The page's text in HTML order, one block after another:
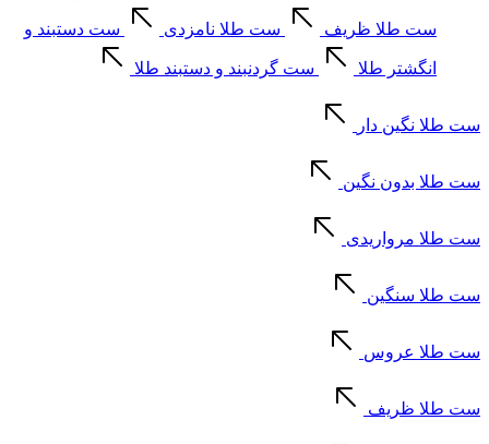
ست طلا ظریف ست طلا نامزدی ست دستبند و
انگشتر طلا ست گردنبند و دستبند طلا
ست طلا نگین دار
ست طلا بدون نگین
ست طلا مرواریدی
ست طلا سنگین
ست طلا عروس
ست طلا ظریف